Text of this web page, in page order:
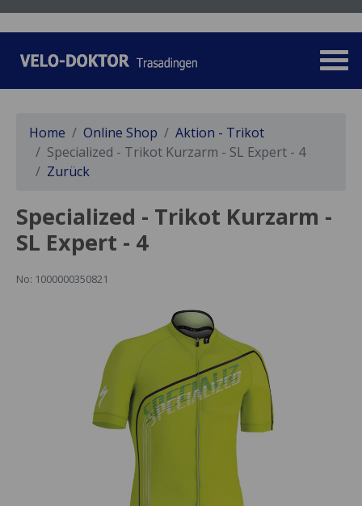
Home Online Shop
Aktion - Trikot
Specialized - Trikot Kurzarm - SL Expert - 4
Zurück
Specialized - Trikot Kurzarm -
SL Expert - 4
No: 1000000350821